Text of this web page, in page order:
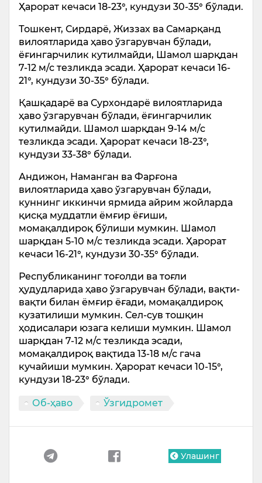
Ҳарорат кечаси 18-23°, кундузи 30-35° бўлади.
Тошкент, Сирдарё, Жиззах ва Самарқанд
вилоятларида ҳаво ўзгарувчан бўлади,
ёғингарчилик кутилмайди, Шамол шарқдан
7-12 м/с тезликда эсади. Ҳарорат кечаси 16-
21°, кундузи 30-35° бўлади.
Қашқадарё ва Сурхондарё вилоятларида
ҳаво ўзгарувчан бўлади, ёғингарчилик
кутилмайди. Шамол шарқдан 9-14 м/с
тезликда эсади. Ҳарорат кечаси 18-23°,
кундузи 33-38° бўлади.
Андижон, Наманган ва Фарғона
вилоятларида ҳаво ўзгарувчан бўлади,
куннинг иккинчи ярмида айрим жойларда
қисқа муддатли ёмғир ёғиши,
момақалдироқ бўлиши мумкин. Шамол
шарқдан 5-10 м/с тезликда эсади. Ҳарорат
кечаси 16-21°, кундузи 30-35° бўлади.
Республиканинг тоғолди ва тоғли
ҳудудларида ҳаво ўзгарувчан бўлади, вақти-
вақти билан ёмғир ёғади, момақалдироқ
кузатилиши мумкин. Сел-сув тошқин
ҳодисалари юзага келиши мумкин. Шамол
шарқдан 7-12 м/с тезликда эсади,
момақалдироқ вақтида 13-18 м/с гача
кучайиши мумкин. Ҳарорат кечаси 10-15°,
кундузи 18-23° бўлади.
Об-ҳаво Ўзгидромет
Улашинг